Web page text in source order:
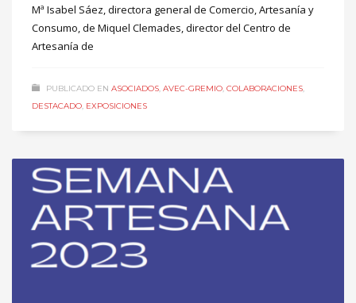
Mª Isabel Sáez, directora general de Comercio, Artesanía y
Consumo, de Miquel Clemades, director del Centro de
Artesanía de
PUBLICADO EN ASOCIADOS, AVEC-GREMIO, COLABORACIONES,
DESTACADO, EXPOSICIONES